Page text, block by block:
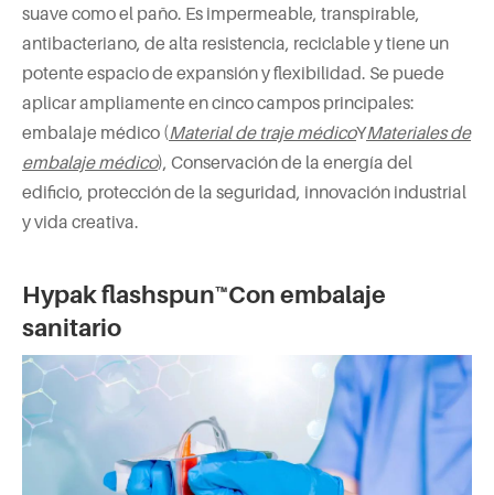
suave como el paño. Es impermeable, transpirable,
antibacteriano, de alta resistencia, reciclable y tiene un
potente espacio de expansión y flexibilidad. Se puede
aplicar ampliamente en cinco campos principales:
embalaje médico (Material de traje médicoYMateriales de
embalaje médico), Conservación de la energía del
edificio, protección de la seguridad, innovación industrial
y vida creativa.
Hypak flashspun™Con embalaje
sanitario